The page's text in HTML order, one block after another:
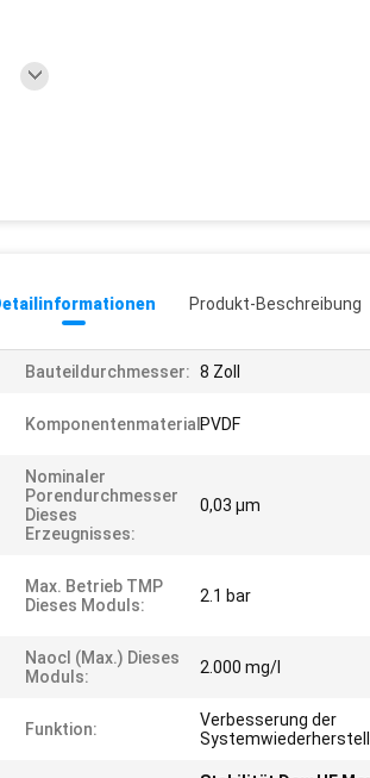
Produkt-Beschreibung
Bauteildurchmesser: 8 Zoll
Komponentenmaterial:PVDF
Nominaler
Porendurchmesser
Dieses
Erzeugnisses:
0,03 µm
Max. Betrieb TMP
Dieses Moduls:
2.1 bar
Naocl (max.) Dieses
Moduls:
2.000 mg/l
Funktion:
Verbesserung der